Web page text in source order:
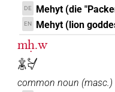
DE Mehyt (die
EN Mehyt (lion
mḥ.w
𓇇𓋔
common noun (masc.)